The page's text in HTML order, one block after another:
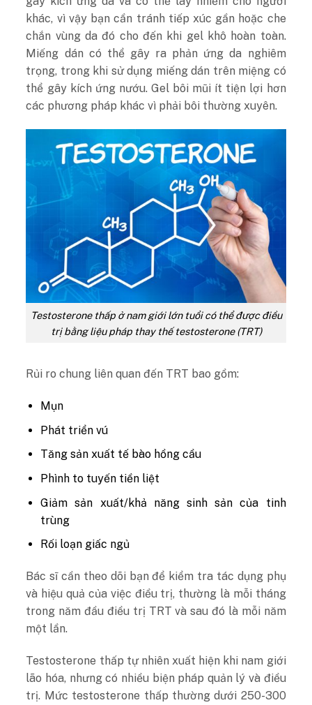
khác, vì vậy bạn cần tránh tiếp xúc gần hoặc che
chắn vùng da đó cho đến khi gel khô hoàn toàn.
Miếng dán có thể gây ra phản ứng da nghiêm
trọng, trong khi sử dụng miếng dán trên miệng có
thể gây kích ứng nướu. Gel bôi mũi ít tiện lợi hơn
các phương pháp khác vì phải bôi thường xuyên.
Testosterone thấp ở nam giới lớn tuổi có thể được điều
trị bằng liệu pháp thay thế testosterone (TRT)
Rủi ro chung liên quan đến TRT bao gồm:
Mụn
Phát triển vú
Tăng sản xuất tế bào hồng cầu
Phình to tuyến tiền liệt
Giảm sản xuất/khả năng sinh sản của tinh
trùng
Rối loạn giấc ngủ
Bác sĩ cần theo dõi bạn để kiểm tra tác dụng phụ
và hiệu quả của việc điều trị, thường là mỗi tháng
trong năm đầu điều trị TRT và sau đó là mỗi năm
một lần.
Testosterone thấp tự nhiên xuất hiện khi nam giới
lão hóa, nhưng có nhiều biện pháp quản lý và điều
trị. Mức testosterone thấp thường dưới 250-300